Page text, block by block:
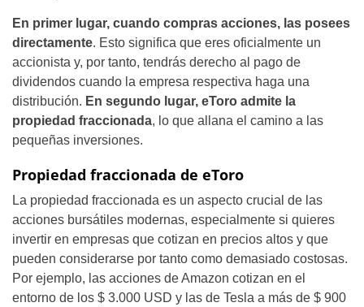
En primer lugar, cuando compras acciones, las posees
directamente. Esto significa que eres oficialmente un
accionista y, por tanto, tendrás derecho al pago de
dividendos cuando la empresa respectiva haga una
distribución. En segundo lugar, eToro admite la
propiedad fraccionada, lo que allana el camino a las
pequeñas inversiones.
Propiedad fraccionada de eToro
La propiedad fraccionada es un aspecto crucial de las
acciones bursátiles modernas, especialmente si quieres
invertir en empresas que cotizan en precios altos y que
pueden considerarse por tanto como demasiado costosas.
Por ejemplo, las acciones de Amazon cotizan en el
entorno de los $ 3.000 USD y las de Tesla a más de $ 900